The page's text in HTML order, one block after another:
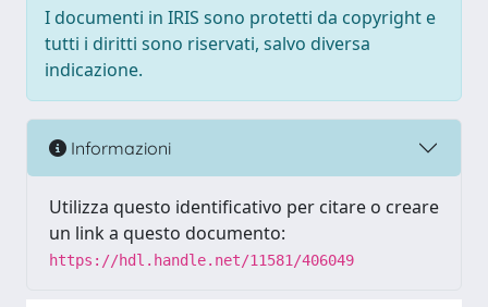
I documenti in IRIS sono protetti da copyright e
tutti i diritti sono riservati, salvo diversa
indicazione.
Informazioni
Utilizza questo identificativo per citare o creare
un link a questo documento:
https://hdl.handle.net/11581/406049